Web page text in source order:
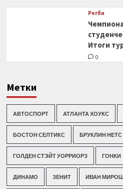
Регби
Итоги
0
Метки
АВТОСПОРТ АТЛАНТА ХОУКС
БОСТОН СЕЛТИКС БРУКЛИН НЕТС
ГОЛДЕН СТЭЙТ УОРРИОРЗ ГОНКИ
ДИНАМО ЗЕНИТ ИВАН